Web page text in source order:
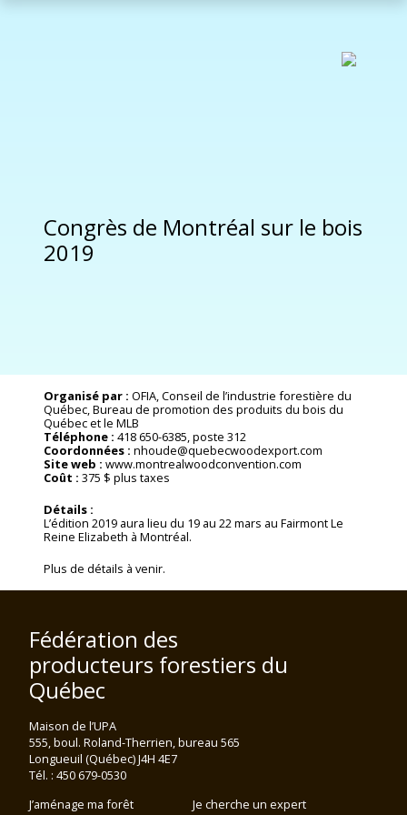
Congrès de Montréal sur le bois
2019
Organisé par : OFIA, Conseil de l’industrie forestière du
Québec, Bureau de promotion des produits du bois du
Québec et le MLB
Téléphone : 418 650-6385, poste 312
Coordonnées : nhoude@quebecwoodexport.com
Site web : www.montrealwoodconvention.com
Coût : 375 $ plus taxes
Détails :
L’édition 2019 aura lieu du 19 au 22 mars au Fairmont Le
Reine Elizabeth à Montréal.
Plus de détails à venir.
Fédération des
producteurs forestiers du
Québec
Maison de l’UPA
555, boul. Roland-Therrien, bureau 565
Longueuil (Québec) J4H 4E7
Tél. : 450 679-0530
J’aménage ma forêt
Je cherche un expert